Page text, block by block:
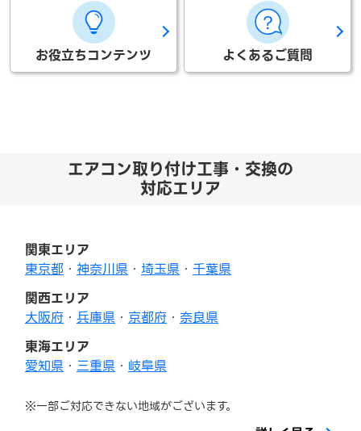
お役立ちコンテンツ よくあるご質問
エアコン取り付け工事・交換の
対応エリア
関東エリア
東京都 ・ 神奈川県 ・ 埼玉県 ・ 千葉県
関西エリア
大阪府 ・ 兵庫県 ・ 京都府 ・ 奈良県
東海エリア
愛知県 ・ 三重県 ・ 岐阜県
※一部ご対応できない地域がございます。